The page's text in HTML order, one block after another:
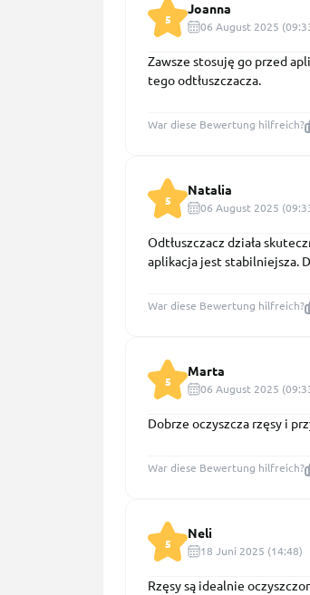
5
Joanna
06 August 2025
Zawsze stosuję go przed
tego odtłuszczacza.
War diese Bewertung hilfreich?
5
Natalia
06 August 2025
Odtłuszczacz działa
aplikacja jest stabilniejsza.
War diese Bewertung hilfreich?
5
Marta
06 August 2025
Dobrze oczyszcza rzęsy i
War diese Bewertung hilfreich?
5
Neli
18 Juni 2025 (14:48)
Rzęsy są idealnie